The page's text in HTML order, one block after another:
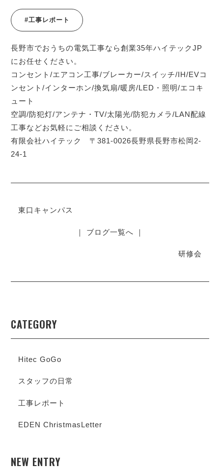
#工事レポート
長野市でおうちの電気工事なら創業35年ハイテックJP
にお任せください。
コンセント/エアコン工事/ブレーカー/スイッチ/IH/EVコ
ンセント/インターホン/換気扇/暖房/LED・照明/エコキ
ュート
空調/防犯灯/アンテナ・TV/太陽光/防犯カメラ/LAN配線
工事などお気軽にご相談ください。
有限会社ハイテック 〒381-0026長野県長野市松岡2-
24-1
東口キャンパス
｜ ブログ一覧へ ｜
研修会
CATEGORY
Hitec GoGo
スタッフの日常
工事レポート
EDEN ChristmasLetter
NEW ENTRY